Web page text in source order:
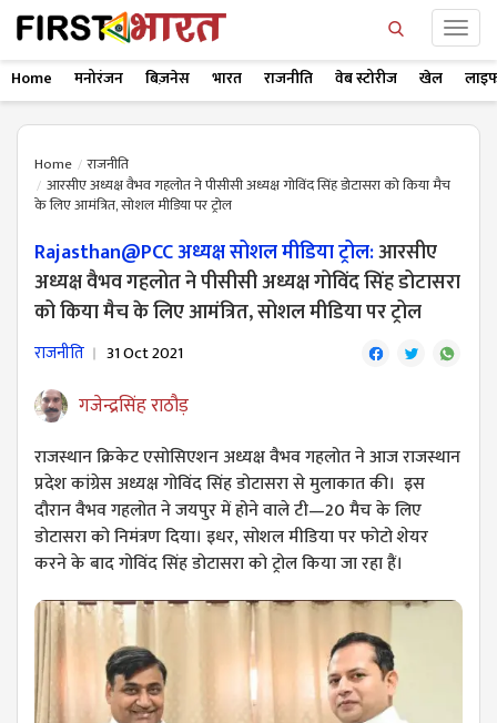
Home मनोरंजन बिज़नेस भारत राजनीति वेब स्टोरीज खेल
Home
राजनीति
आरसीए अध्यक्ष वैभव गहलोत ने पीसीसी अध्यक्ष गोविंद सिंह डोटासरा को किया मैच
के लिए आमंत्रित, सोशल मीडिया पर ट्रोल
Rajasthan@PCC अध्यक्ष सोशल मीडिया ट्रोल:आरसीए
अध्यक्ष वैभव गहलोत ने पीसीसी अध्यक्ष गोविंद सिंह डोटासरा
को किया मैच के लिए आमंत्रित, सोशल मीडिया पर ट्रोल
राजनीति 31 Oct 2021
गजेन्द्रसिंह राठौड़
राजस्थान क्रिकेट एसोसिएशन अध्यक्ष वैभव गहलोत ने आज राजस्थान
प्रदेश कांग्रेस अध्यक्ष गोविंद सिंह डोटासरा से मुलाकात की। इस
दौरान वैभव गहलोत ने जयपुर में होने वाले टी—20 मैच के लिए
डोटासरा को निमंत्रण दिया। इधर, सोशल मीडिया पर फोटो शेयर
करने के बाद गोविंद सिंह डोटासरा को ट्रोल किया जा रहा हैं।